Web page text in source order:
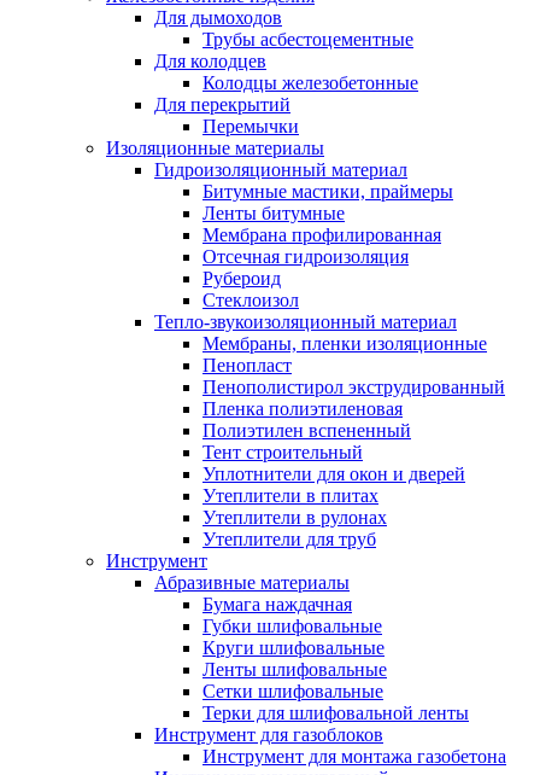
Для дымоходов
Трубы асбестоцементные
Для колодцев
Колодцы железобетонные
Для перекрытий
Перемычки
Изоляционные материалы
Гидроизоляционный материал
Битумные мастики, праймеры
Ленты битумные
Мембрана профилированная
Отсечная гидроизоляция
Рубероид
Стеклоизол
Тепло-звукоизоляционный материал
Мембраны, пленки изоляционные
Пенопласт
Пенополистирол экструдированный
Пленка полиэтиленовая
Полиэтилен вспененный
Тент строительный
Уплотнители для окон и дверей
Утеплители в плитах
Утеплители в рулонах
Утеплители для труб
Инструмент
Абразивные материалы
Бумага наждачная
Губки шлифовальные
Круги шлифовальные
Ленты шлифовальные
Сетки шлифовальные
Терки для шлифовальной ленты
Инструмент для газоблоков
Инструмент для монтажа газобетона